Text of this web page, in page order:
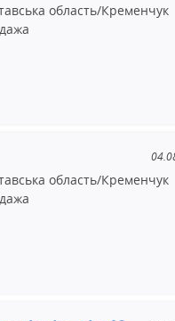
область/Кременчук
область/Кременчук